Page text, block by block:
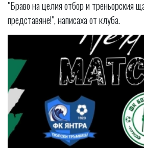
"Браво на целия отбор и треньорския
представяне!", написаха от клуба.